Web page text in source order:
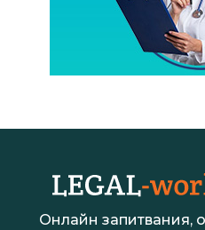
Онлайн запитвания,